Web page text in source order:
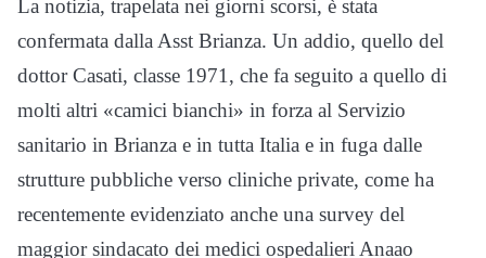
La notizia, trapelata nei giorni scorsi, è stata
confermata dalla Asst Brianza. Un addio, quello del
dottor Casati, classe 1971, che fa seguito a quello di
molti altri «camici bianchi» in forza al Servizio
sanitario in Brianza e in tutta Italia e in fuga dalle
strutture pubbliche verso cliniche private, come ha
recentemente evidenziato anche una survey del
maggior sindacato dei medici ospedalieri Anaao